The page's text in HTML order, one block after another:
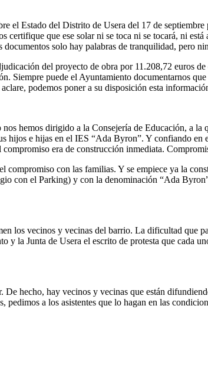
el Estado del Distrito de Usera del 17 de
que ese solar ni se toca ni se tocará, ni
solo hay palabras de tranquilidad, pero
del proyecto de obra por 11.208,72 euros
Siempre puede el Ayuntamiento documentarnos
podemos poner a su disposición esta
hemos dirigido a la Consejería de Educación, a
e hijas en el IES “Ada Byron”. Y confiando en
era de construcción inmediata.
con las familias. Y se empiece ya la
con el Parking) y con la denominación “Ada
los vecinos y vecinas del barrio. La dificultad que
la Junta de Usera el escrito de protesta que cada
De hecho, hay vecinos y vecinas que están
a los asistentes que lo hagan en las